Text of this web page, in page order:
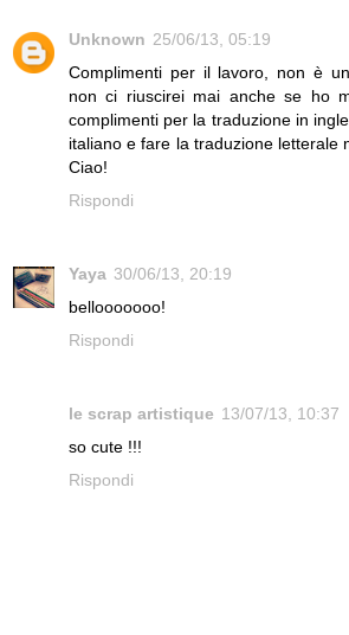
Unknown 25/06/13, 05:19
Complimenti per il lavoro, non è
non ci riuscirei mai anche se ho
complimenti per la traduzione in
italiano e fare la traduzione letterale
Ciao!
Rispondi
Yaya 30/06/13, 20:19
bellooooooo!
Rispondi
le scrap artistique 13/07/13, 10:37
so cute !!!
Rispondi